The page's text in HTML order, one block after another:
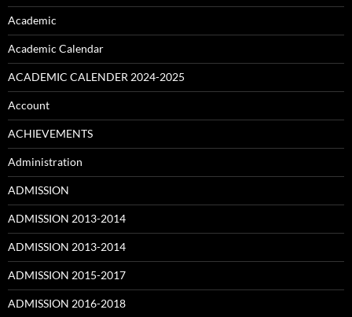
Academic
Academic Calendar
ACADEMIC CALENDER 2024-2025
Account
ACHIEVEMENTS
Administration
ADMISSION
ADMISSION 2013-2014
ADMISSION 2013-2014
ADMISSION 2015-2017
ADMISSION 2016-2018